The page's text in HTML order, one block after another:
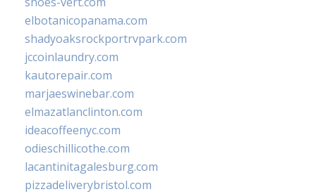
elbotanicopanama.com
shadyoaksrockportrvpark.com
jccoinlaundry.com
kautorepair.com
marjaeswinebar.com
elmazatlanclinton.com
ideacoffeenyc.com
odieschillicothe.com
lacantinitagalesburg.com
pizzadeliverybristol.com